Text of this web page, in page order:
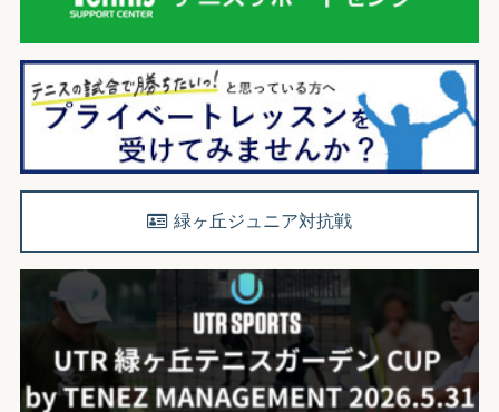
緑ヶ丘ジュニア対抗戦